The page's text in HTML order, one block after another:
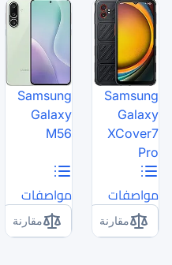
Samsung
Galaxy F56
مواصفات
مقارنة
Samsung
Galaxy
S25 Edge
مواصفات
مقارنة